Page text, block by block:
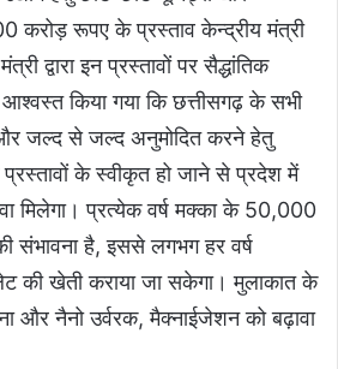
करोड़ रूपए के प्रस्ताव केन्द्रीय मंत्री
द्वारा इन प्रस्तावों पर सैद्धांतिक
किया गया कि छत्तीसगढ़ के सभी
जल्द से जल्द अनुमोदित करने हेतु
प्रस्तावों के स्वीकृत हो जाने से प्रदेश में
मिलेगा। प्रत्येक वर्ष मक्का के 50,000
संभावना है, इससे लगभग हर वर्ष
की खेती कराया जा सकेगा। मुलाकात के
और नैनो उर्वरक, मैक्नाईजेशन को बढ़ावा